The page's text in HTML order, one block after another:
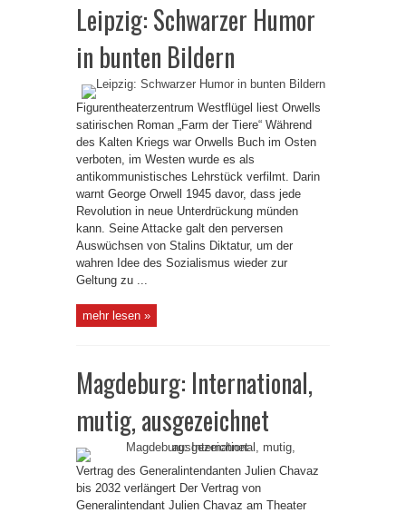
Leipzig: Schwarzer Humor
in bunten Bildern
Figurentheaterzentrum Westflügel liest Orwells
satirischen Roman „Farm der Tiere“ Während
des Kalten Kriegs war Orwells Buch im Osten
verboten, im Westen wurde es als
antikommunistisches Lehrstück verfilmt. Darin
warnt George Orwell 1945 davor, dass jede
Revolution in neue Unterdrückung münden
kann. Seine Attacke galt den perversen
Auswüchsen von Stalins Diktatur, um der
wahren Idee des Sozialismus wieder zur
Geltung zu ...
mehr lesen »
Magdeburg: International,
mutig, ausgezeichnet
Vertrag des Generalintendanten Julien Chavaz
bis 2032 verlängert Der Vertrag von
Generalintendant Julien Chavaz am Theater